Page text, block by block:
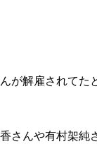
が解雇されてた
さんや有村架純